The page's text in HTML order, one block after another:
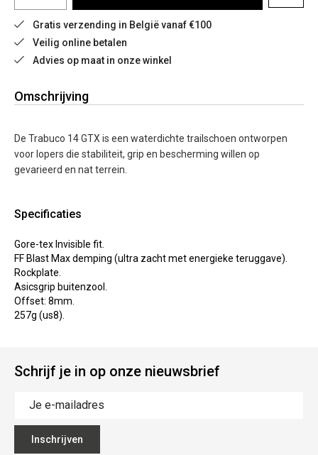
Gratis verzending in België vanaf €100
Veilig online betalen
Advies op maat in onze winkel
Omschrijving
De Trabuco 14 GTX is een waterdichte trailschoen ontworpen
voor lopers die stabiliteit, grip en bescherming willen op
gevarieerd en nat terrein.
Specificaties
Gore-tex Invisible fit.
FF Blast Max demping (ultra zacht met energieke teruggave).
Rockplate.
Asicsgrip buitenzool.
Offset: 8mm.
257g (us8).
Schrijf je in op onze nieuwsbrief
Inschrijven